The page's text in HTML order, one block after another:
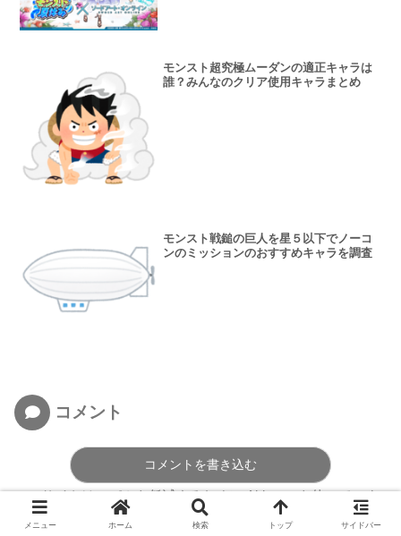
モンスト超究極ムーダンの適正キャラは
誰？みんなのクリア使用キャラまとめ
モンスト戦鎚の巨人を星５以下でノーコ
ンのミッションのおすすめキャラを調査
コメント
コメントを書き込む
このサイトはスパムを低減するために Akismet を使っていま
す。
コメントデータの処理方法の詳細はこちらをご覧くださ
メニュー ホーム 検索 トップ サイドバー